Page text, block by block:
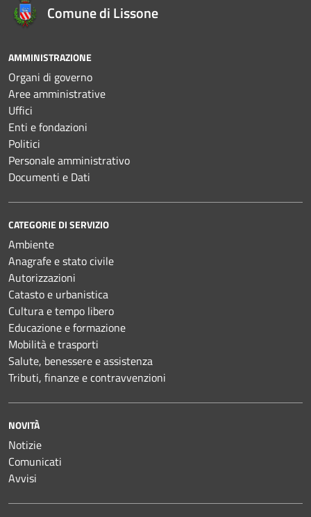
Comune di Lissone
AMMINISTRAZIONE
Organi di governo
Aree amministrative
Uffici
Enti e fondazioni
Politici
Personale amministrativo
Documenti e Dati
CATEGORIE DI SERVIZIO
Ambiente
Anagrafe e stato civile
Autorizzazioni
Catasto e urbanistica
Cultura e tempo libero
Educazione e formazione
Mobilità e trasporti
Salute, benessere e assistenza
Tributi, finanze e contravvenzioni
NOVITÀ
Notizie
Comunicati
Avvisi